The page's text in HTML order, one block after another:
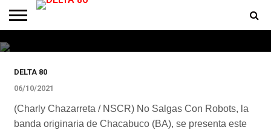
PREMIOS
PRODUCCIONES
PROGRAMACION
CONTACTO
HOMEPAGE
Este domingo No Salgas Con Robots
en La Trastienda
DELTA 80
06/10/2021
(Charly Chazarreta / NSCR) No Salgas Con Robots, la
banda originaria de Chacabuco (BA), se presenta este